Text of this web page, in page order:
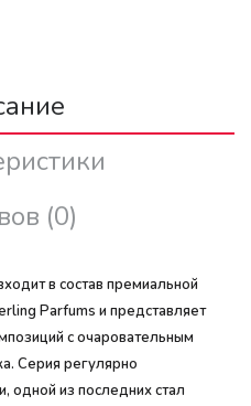
(0)
в состав премиальной
Parfums и представляет
с очаровательным
Серия регулярно
одной из последних стал